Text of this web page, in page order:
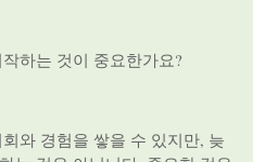
하는 것이 중요한가요?
와 경험을 쌓을 수 있지만, 늦